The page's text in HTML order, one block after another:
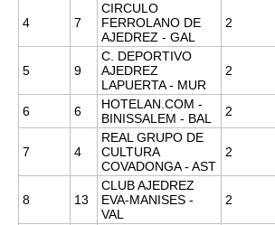
4 7
CIRCULO
FERROLANO DE
AJEDREZ - GAL
2
5 9
C. DEPORTIVO
AJEDREZ
LAPUERTA - MUR
2
6 6
HOTELAN.COM -
BINISSALEM - BAL
2
7 4
REAL GRUPO DE
CULTURA
COVADONGA - AST
2
8 13
CLUB AJEDREZ
EVA-MANISES -
VAL
2